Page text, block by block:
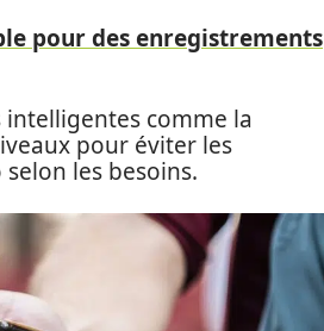
pour des enregistrements
intelligentes comme la
pour éviter les
les besoins.